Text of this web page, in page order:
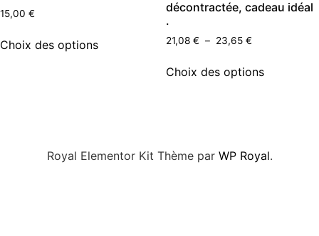
15,00 €
Choix des options
décontractée, cadeau idéal
.
21,08 € – 23,65 €
Choix des options
Royal Elementor Kit Thème par WP Royal.